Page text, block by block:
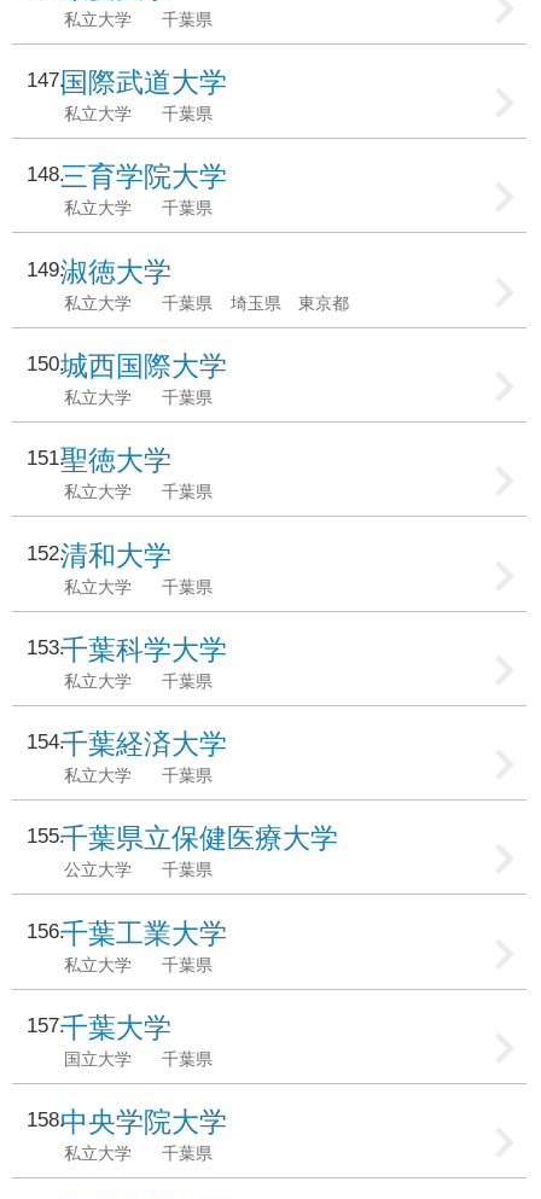
私立大学 千葉県
147国際武道大学
私立大学 千葉県
148三育学院大学
私立大学 千葉県
149淑徳大学
私立大学 千葉県 埼玉県 東京都
150城西国際大学
私立大学 千葉県
151聖徳大学
私立大学 千葉県
152清和大学
私立大学 千葉県
153千葉科学大学
私立大学 千葉県
154千葉経済大学
私立大学 千葉県
155千葉県立保健医療大学
公立大学 千葉県
156千葉工業大学
私立大学 千葉県
157千葉大学
国立大学 千葉県
158中央学院大学
私立大学 千葉県